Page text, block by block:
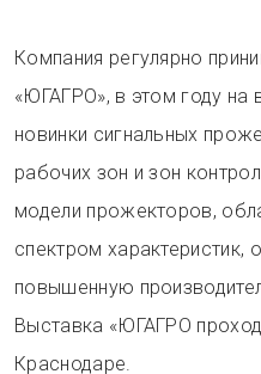
Компания регулярно
«ЮГАГРО», в этом году на
новинки сигнальных
рабочих зон и зон
модели прожекторов,
спектром характеристик,
повышенную
Выставка «ЮГАГРО
Краснодаре.